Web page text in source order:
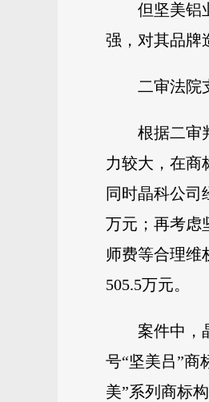
但坚美铝
强，对其品牌
二审法院
根据二审
力较大，在商
同时晶科公司
万元；再考虑
师费等合理维
505.5万元。
案件中，
号“坚美吕”商
美”系列商标